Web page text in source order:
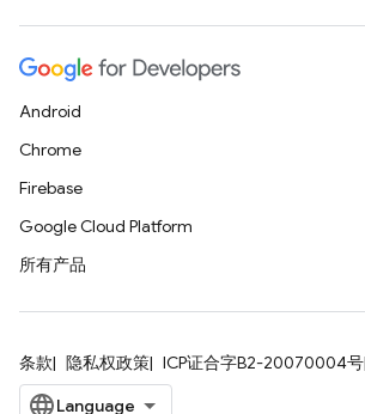
Android
Chrome
Firebase
Google Cloud Platform
所有产品
条款 隐私权政策 ICP证合字B2-20070004号